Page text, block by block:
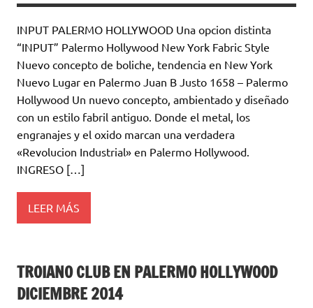
INPUT PALERMO HOLLYWOOD Una opcion distinta
“INPUT” Palermo Hollywood New York Fabric Style
Nuevo concepto de boliche, tendencia en New York
Nuevo Lugar en Palermo Juan B Justo 1658 – Palermo
Hollywood Un nuevo concepto, ambientado y diseñado
con un estilo fabril antiguo. Donde el metal, los
engranajes y el oxido marcan una verdadera
«Revolucion Industrial» en Palermo Hollywood.
INGRESO […]
LEER MÁS
TROIANO CLUB EN PALERMO HOLLYWOOD
DICIEMBRE 2014